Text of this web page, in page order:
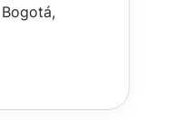
Bogotá,